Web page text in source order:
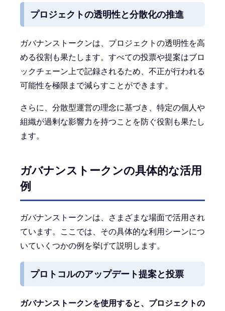
プロジェクトの透明性と分散化の推進
ガバナンストークンは、プロジェクトの透明性を高
める役割も果たします。すべての投票や提案はブロ
ックチェーン上で記録されるため、不正が行われる
可能性を極限まで減らすことができます。
さらに、分散型運営の理念に基づき、特定の個人や
組織が過剰な影響力を持つことを防ぐ役割も果たし
ます。
ガバナンストークンの具体的な活用
例
ガバナンストークンは、さまざまな場面で活用され
ています。ここでは、その具体的な利用シーンにつ
いていくつかの例を挙げて説明します。
プロトコルのアップデート提案と投票
ガバナンストークンを使用すると、プロジェクトの